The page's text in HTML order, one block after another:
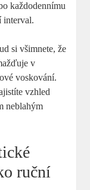
každodennímu
interval.
si všimnete, že
v
voskování.
vzhled
neblahým
ruční